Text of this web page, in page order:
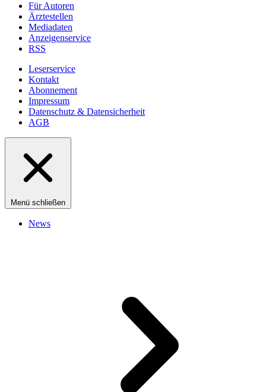
Für Autoren
Ärztestellen
Mediadaten
Anzeigenservice
RSS
Leserservice
Kontakt
Abonnement
Impressum
Datenschutz & Datensicherheit
AGB
Menü schließen
News